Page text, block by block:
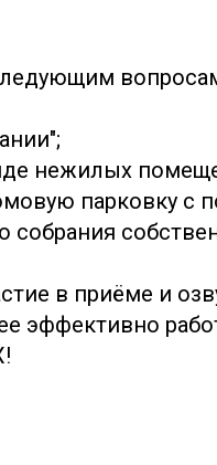
нежилых
парковку с
собрания
в приёме и
эффективно